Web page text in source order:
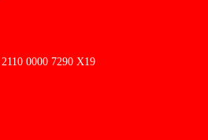
0000 7290 X19